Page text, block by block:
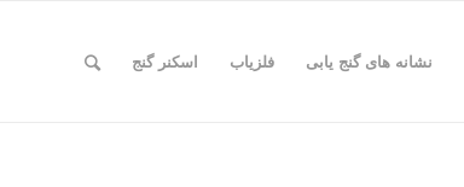
نشانه های گنج یابی فلزیاب اسکنر گنج